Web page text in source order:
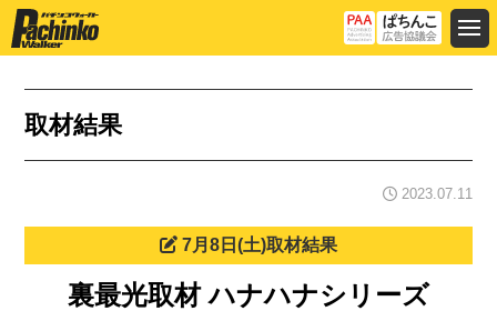
取材結果
2023.07.11
7月8日(土)取材結果
裏最光取材 ハナハナシリーズ